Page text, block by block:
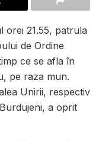
orei 21.55, patrula
de Ordine
ce se afla în
pe raza mun.
Unirii, respectiv
a oprit